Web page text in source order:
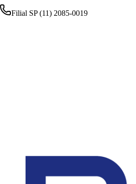
Filial SP (11) 2085-0019